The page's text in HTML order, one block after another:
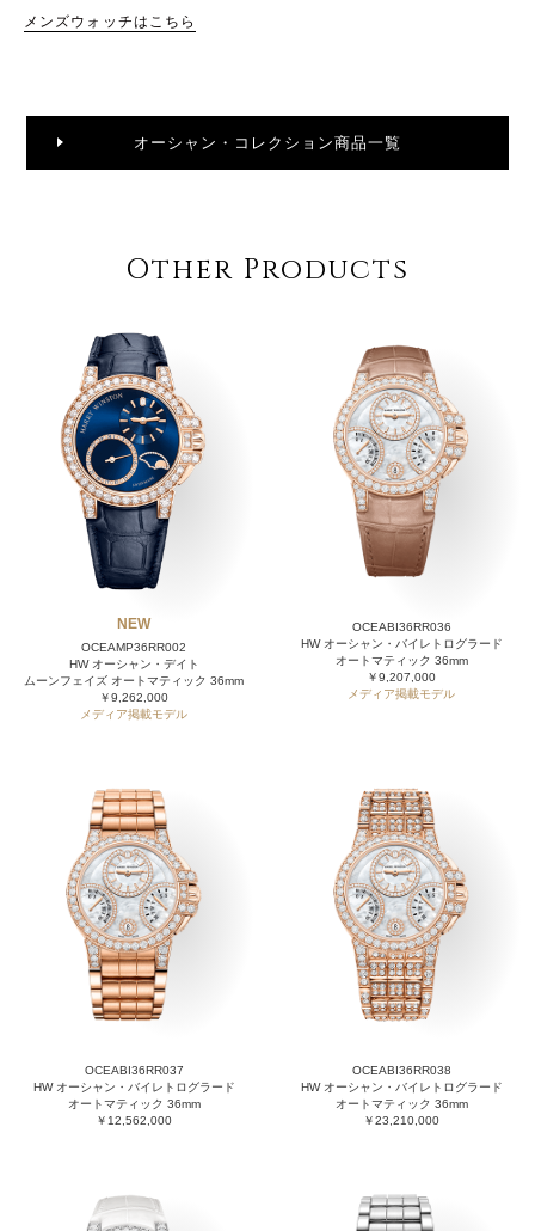
メンズウォッチはこちら
オーシャン・コレクション商品一覧
Other Products
NEW
OCEAMP36RR002
HW オーシャン・デイト
ムーンフェイズ オートマティック 36mm
￥9,262,000
メディア掲載モデル
OCEABI36RR036
HW オーシャン・バイレトログラード
オートマティック 36mm
￥9,207,000
メディア掲載モデル
OCEABI36RR037
HW オーシャン・バイレトログラード
オートマティック 36mm
￥12,562,000
OCEABI36RR038
HW オーシャン・バイレトログラード
オートマティック 36mm
￥23,210,000